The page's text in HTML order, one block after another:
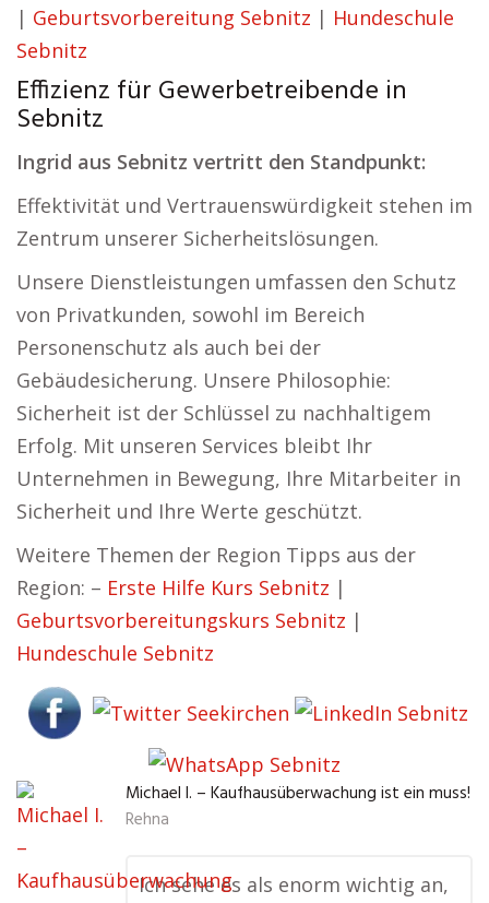
| Geburtsvorbereitung Sebnitz | Hundeschule
Sebnitz
Effizienz für Gewerbetreibende in
Sebnitz
Ingrid aus Sebnitz vertritt den Standpunkt:
Effektivität und Vertrauenswürdigkeit stehen im
Zentrum unserer Sicherheitslösungen.
Unsere Dienstleistungen umfassen den Schutz
von Privatkunden, sowohl im Bereich
Personenschutz als auch bei der
Gebäudesicherung. Unsere Philosophie:
Sicherheit ist der Schlüssel zu nachhaltigem
Erfolg. Mit unseren Services bleibt Ihr
Unternehmen in Bewegung, Ihre Mitarbeiter in
Sicherheit und Ihre Werte geschützt.
Weitere Themen der Region Tipps aus der
Region: – Erste Hilfe Kurs Sebnitz |
Geburtsvorbereitungskurs Sebnitz |
Hundeschule Sebnitz
Michael I. – Kaufhausüberwachung ist ein muss!
Rehna
Ich sehe es als enorm wichtig an,